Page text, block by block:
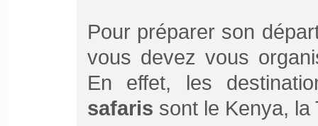
Pour préparer son
vous devez vous
En effet, les
safaris sont le Kenya, la